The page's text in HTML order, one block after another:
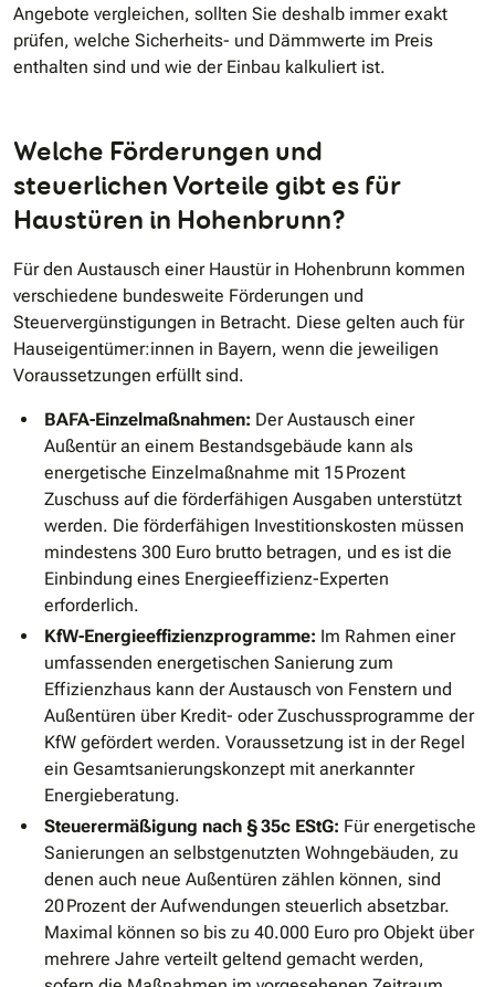
Angebote vergleichen, sollten Sie deshalb immer exakt
prüfen, welche Sicherheits- und Dämmwerte im Preis
enthalten sind und wie der Einbau kalkuliert ist.
Welche Förderungen und
steuerlichen Vorteile gibt es für
Haustüren in Hohenbrunn?
Für den Austausch einer Haustür in Hohenbrunn kommen
verschiedene bundesweite Förderungen und
Steuervergünstigungen in Betracht. Diese gelten auch für
Hauseigentümer:innen in Bayern, wenn die jeweiligen
Voraussetzungen erfüllt sind.
BAFA-Einzelmaßnahmen: Der Austausch einer
Außentür an einem Bestandsgebäude kann als
energetische Einzelmaßnahme mit 15 Prozent
Zuschuss auf die förderfähigen Ausgaben unterstützt
werden. Die förderfähigen Investitionskosten müssen
mindestens 300 Euro brutto betragen, und es ist die
Einbindung eines Energieeffizienz-Experten
erforderlich.
KfW-Energieeffizienzprogramme: Im Rahmen einer
umfassenden energetischen Sanierung zum
Effizienzhaus kann der Austausch von Fenstern und
Außentüren über Kredit- oder Zuschussprogramme der
KfW gefördert werden. Voraussetzung ist in der Regel
ein Gesamtsanierungskonzept mit anerkannter
Energieberatung.
Steuerermäßigung nach § 35c EStG: Für energetische
Sanierungen an selbstgenutzten Wohngebäuden, zu
denen auch neue Außentüren zählen können, sind
20 Prozent der Aufwendungen steuerlich absetzbar.
Maximal können so bis zu 40.000 Euro pro Objekt über
mehrere Jahre verteilt geltend gemacht werden,